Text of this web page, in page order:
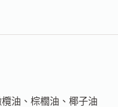
油、棕櫚油、椰子油